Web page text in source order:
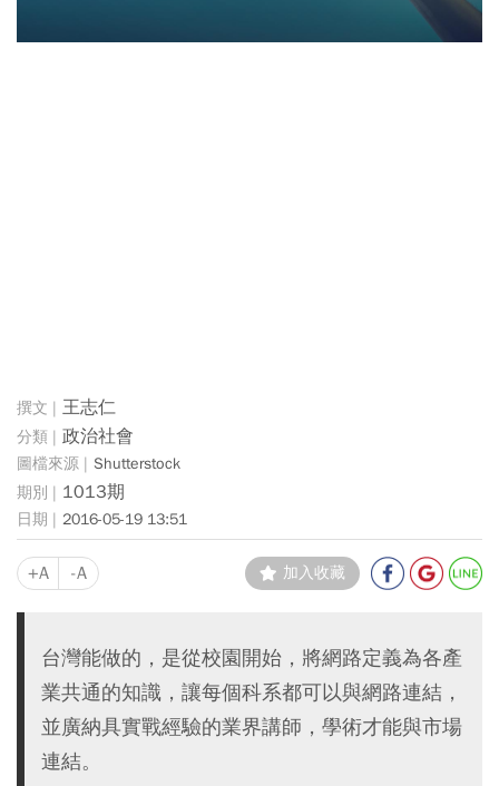
王志仁
政治社會
Shutterstock
1013期
2016-05-19 13:51
+A -A 加入收藏
台灣能做的，是從校園開始，將網路定義為各產
業共通的知識，讓每個科系都可以與網路連結，
並廣納具實戰經驗的業界講師，學術才能與市場
連結。